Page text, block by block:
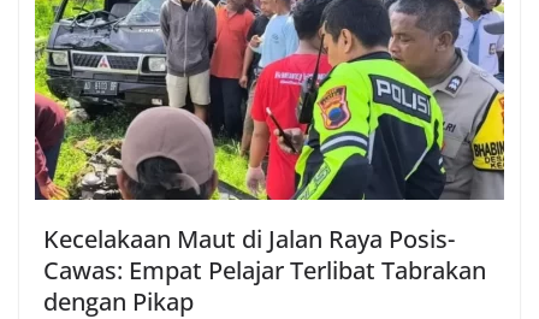
Kecelakaan Maut di Jalan Raya Posis-
Cawas: Empat Pelajar Terlibat Tabrakan
dengan Pikap